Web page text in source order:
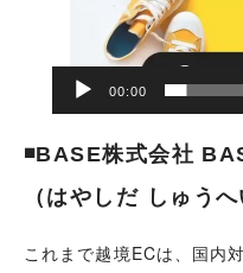
00:00
◾️BASE株式会社
（はやしだ しゅう
これまで越境ECは、国内